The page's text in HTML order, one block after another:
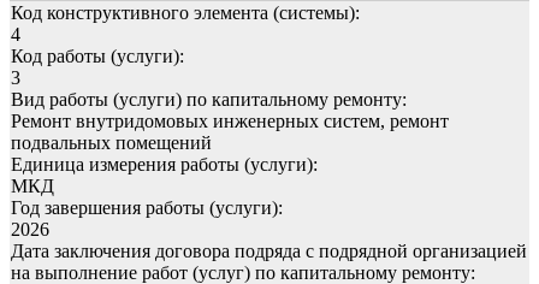
Код конструктивного элемента (системы):
4
Код работы (услуги):
3
Вид работы (услуги) по капитальному ремонту:
Ремонт внутридомовых инженерных систем, ремонт
подвальных помещений
Единица измерения работы (услуги):
МКД
Год завершения работы (услуги):
2026
Дата заключения договора подряда с подрядной организацией
на выполнение работ (услуг) по капитальному ремонту: